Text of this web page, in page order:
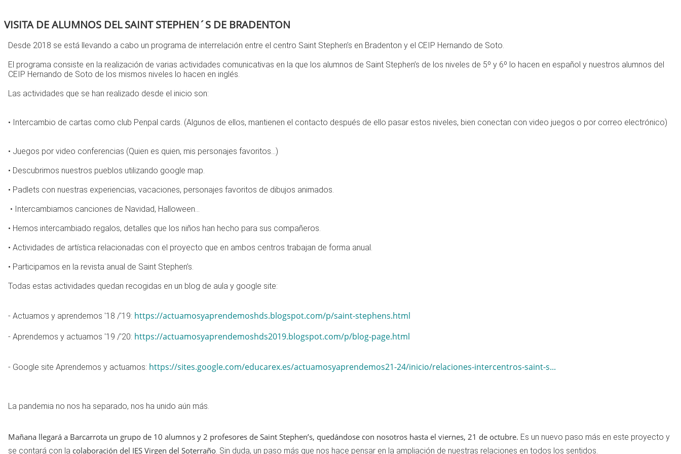
VISITA DE ALUMNOS DEL SAINT STEPHEN´S DE BRADENTON
Desde 2018 se está llevando a cabo un programa de interrelación entre el centro Saint Stephen’s en Bradenton y el CEIP Hernando de Soto.
El programa consiste en la realización de varias actividades comunicativas en la que los alumnos de Saint Stephen’s de los niveles de 5º y 6º lo hacen en español y nuestros alumnos del
CEIP Hernando de Soto de los mismos niveles lo hacen en inglés.
Las actividades que se han realizado desde el inicio son:
• Intercambio de cartas como club Penpal cards. (Algunos de ellos, mantienen el contacto después de ello pasar estos niveles, bien conectan con video juegos o por correo electrónico)
• Juegos por video conferencias (Quien es quien, mis personajes favoritos...)
• Descubrimos nuestros pueblos utilizando google map.
• Padlets con nuestras experiencias, vacaciones, personajes favoritos de dibujos animados.
• Intercambiamos canciones de Navidad, Halloween...
• Hemos intercambiado regalos, detalles que los niños han hecho para sus compañeros.
• Actividades de artística relacionadas con el proyecto que en ambos centros trabajan de forma anual.
• Participamos en la revista anual de Saint Stephen’s.
Todas estas actividades quedan recogidas en un blog de aula y google site:
- Actuamos y aprendemos '18 /'19: https://actuamosyaprendemoshds.blogspot.com/p/saint-stephens.html
- Aprendemos y actuamos '19 /'20: https://actuamosyaprendemoshds2019.blogspot.com/p/blog-page.html
- Google site Aprendemos y actuamos: https://sites.google.com/educarex.es/actuamosyaprendemos21-24/inicio/relaciones-intercentros-saint-s...
La pandemia no nos ha separado, nos ha unido aún más.
Mañana llegará a Barcarrota un grupo de 10 alumnos y 2 profesores de Saint Stephen’s, quedándose con nosotros hasta el viernes, 21 de octubre. Es un nuevo paso más en este proyecto y
se contará con la colaboración del IES Virgen del Soterraño. Sin duda, un paso más que nos hace pensar en la ampliación de nuestras relaciones en todos los sentidos.